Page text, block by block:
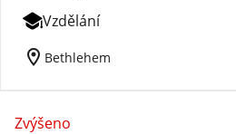
Vzdělání
location_on Bethlehem
Zvýšeno